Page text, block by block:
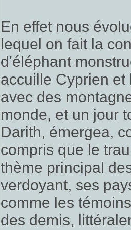
En effet nous
lequel on fait la
d'éléphant
accuille Cyprien
avec des
monde, et un jour
Darith, émergea,
compris que le
thème principal
verdoyant, ses
comme les
des demis,